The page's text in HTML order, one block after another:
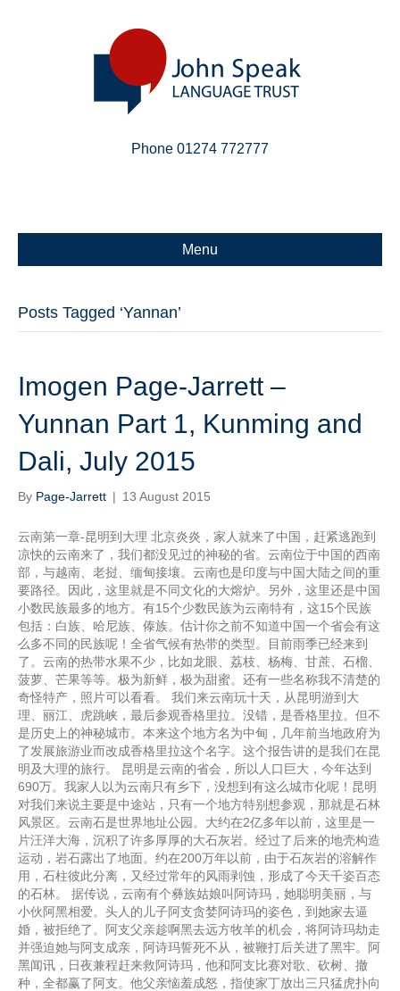
Phone 01274 772777
Menu
Posts Tagged ‘Yannan’
Imogen Page-Jarrett –
Yunnan Part 1, Kunming and
Dali, July 2015
By Page-Jarrett | 13 August 2015
云南第一章-昆明到大理 北京炎炎，家人就来了中国，赶紧逃跑到
凉快的云南来了，我们都没见过的神秘的省。云南位于中国的西南
部，与越南、老挝、缅甸接壤。云南也是印度与中国大陆之间的重
要路径。因此，这里就是不同文化的大熔炉。另外，这里还是中国
小数民族最多的地方。有15个少数民族为云南特有，这15个民族
包括：白族、哈尼族、傣族。估计你之前不知道中国一个省会有这
么多不同的民族呢！全省气候有热带的类型。目前雨季已经来到
了。云南的热带水果不少，比如龙眼、荔枝、杨梅、甘蔗、石榴、
菠萝、芒果等等。极为新鲜，极为甜蜜。还有一些名称我不清楚的
奇怪特产，照片可以看看。 我们来云南玩十天，从昆明游到大
理、丽江、虎跳峡，最后参观香格里拉。没错，是香格里拉。但不
是历史上的神秘城市。本来这个地方名为中甸，几年前当地政府为
了发展旅游业而改成香格里拉这个名字。这个报告讲的是我们在昆
明及大理的旅行。 昆明是云南的省会，所以人口巨大，今年达到
690万。我家人以为云南只有乡下，没想到有这么城市化呢！昆明
对我们来说主要是中途站，只有一个地方特别想参观，那就是石林
风景区。云南石是世界地址公园。大约在2亿多年以前，这里是一
片汪洋大海，沉积了许多厚厚的大石灰岩。经过了后来的地壳构造
运动，岩石露出了地面。约在200万年以前，由于石灰岩的溶解作
用，石柱彼此分离，又经过常年的风雨剥蚀，形成了今天千姿百态
的石林。 据传说，云南有个彝族姑娘叫阿诗玛，她聪明美丽，与
小伙阿黑相爱。头人的儿子阿支贪婪阿诗玛的姿色，到她家去逼
婚，被拒绝了。阿支父亲趁啊黑去远方牧羊的机会，将阿诗玛劫走
并强迫她与阿支成亲，阿诗玛誓死不从，被鞭打后关进了黑牢。阿
黑闻讯，日夜兼程赶来救阿诗玛，他和阿支比赛对歌、砍树、撤
种，全都赢了阿支。他父亲恼羞成怒，指使家丁放出三只猛虎扑向